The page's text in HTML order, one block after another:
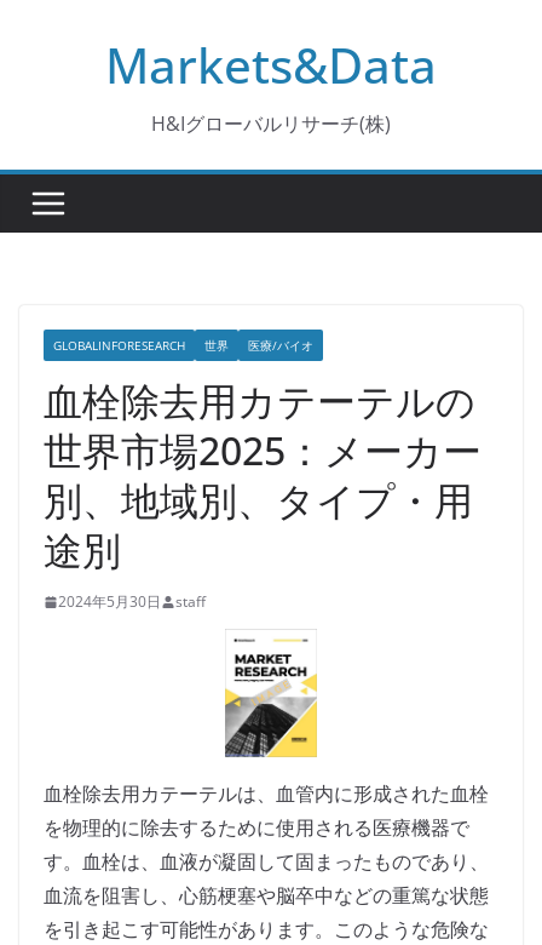
Markets&Data
H&Iグローバルリサーチ(株)
GLOBALINFORESEARCH 世界 医療/バイオ
血栓除去用カテーテルの
世界市場2025：メーカー
別、地域別、タイプ・用
途別
2024年5月30日 staff
血栓除去用カテーテルは、血管内に形成された血栓
を物理的に除去するために使用される医療機器で
す。血栓は、血液が凝固して固まったものであり、
血流を阻害し、心筋梗塞や脳卒中などの重篤な状態
を引き起こす可能性があります。このような危険な